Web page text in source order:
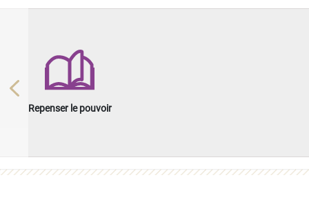
Repenser le pouvoir
Previous